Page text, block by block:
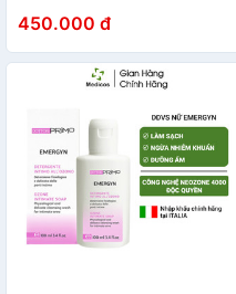
Thâm Mụn, Dưỡng Da Căng
Mịn
450.000 đ